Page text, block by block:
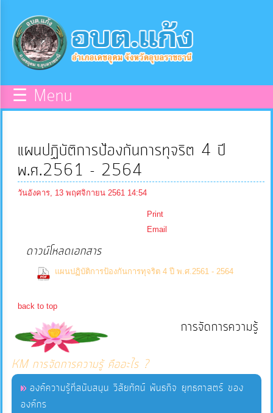
หน้า
หลัก
ข้อมูล
พื้น
บุคลากร
ข่าวสาร
ข้อมูล
การ
จัดการ
ความ
รู้
☰ Menu
แผนปฏิบัติการป้องกันการทุจริต 4 ปี
พ.ศ.2561 - 2564
วันอังคาร, 13 พฤศจิกายน 2561 14:54
Print
Email
ดาวน์โหลดเอกสาร
แผนปฏิบัติการป้องกันการทุจริต 4 ปี พ.ศ.2561 - 2564
Downloads)
back to top
การจัดการความรู้
KM การจัดการความรู้ คืออะไร ?
องค์ความรู้ที่สนับสนุน วิสัยทัศน์ พันธกิจ ยุทธศาสตร์ ของ
องค์กร